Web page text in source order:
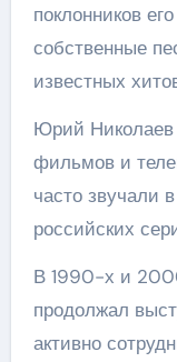
поклонников
собственные
известных
Юрий Николаев
фильмов и
часто звучали
российских
В 1990-х и
продолжал
активно